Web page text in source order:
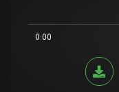
0:00